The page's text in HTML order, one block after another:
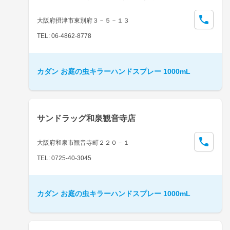
大阪府摂津市東別府３－５－１３
TEL: 06-4862-8778
カダン お庭の虫キラーハンドスプレー 1000mL
サンドラッグ和泉観音寺店
大阪府和泉市観音寺町２２０－１
TEL: 0725-40-3045
カダン お庭の虫キラーハンドスプレー 1000mL